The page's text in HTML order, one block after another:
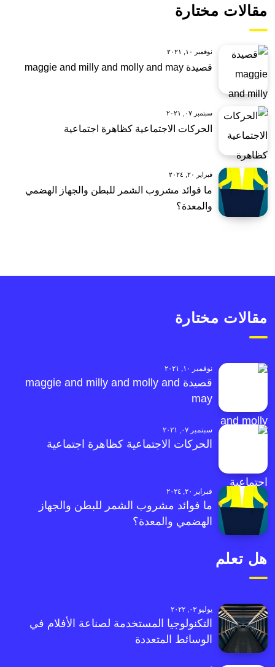
مقالات مختارة
نوفمبر ١٠, ٢٠٢١
قصيدة maggie and milly and molly and may
سبتمبر ٠٧, ٢٠٢١
الحركات الاجتماعية كظاهرة اجتماعية
فبراير ٢٠, ٢٠٢٤
ما فوائد مشروب الشمر للبطن والجهاز الهضمي
والمعدة؟
مقالات مختارة
نوفمبر ١٠, ٢٠٢١
قصيدة maggie and milly and molly and
may
سبتمبر ٠٧, ٢٠٢١
الحركات الاجتماعية كظاهرة اجتماعية
فبراير ٢٠, ٢٠٢٤
ما فوائد مشروب الشمر للبطن والجهاز
الهضمي والمعدة؟
هل تعلم
يوليو ٠٣, ٢٠٢٢
التكنولوجيا المستخدمة لصناعة الأفلام في
الوسائط المتعددة